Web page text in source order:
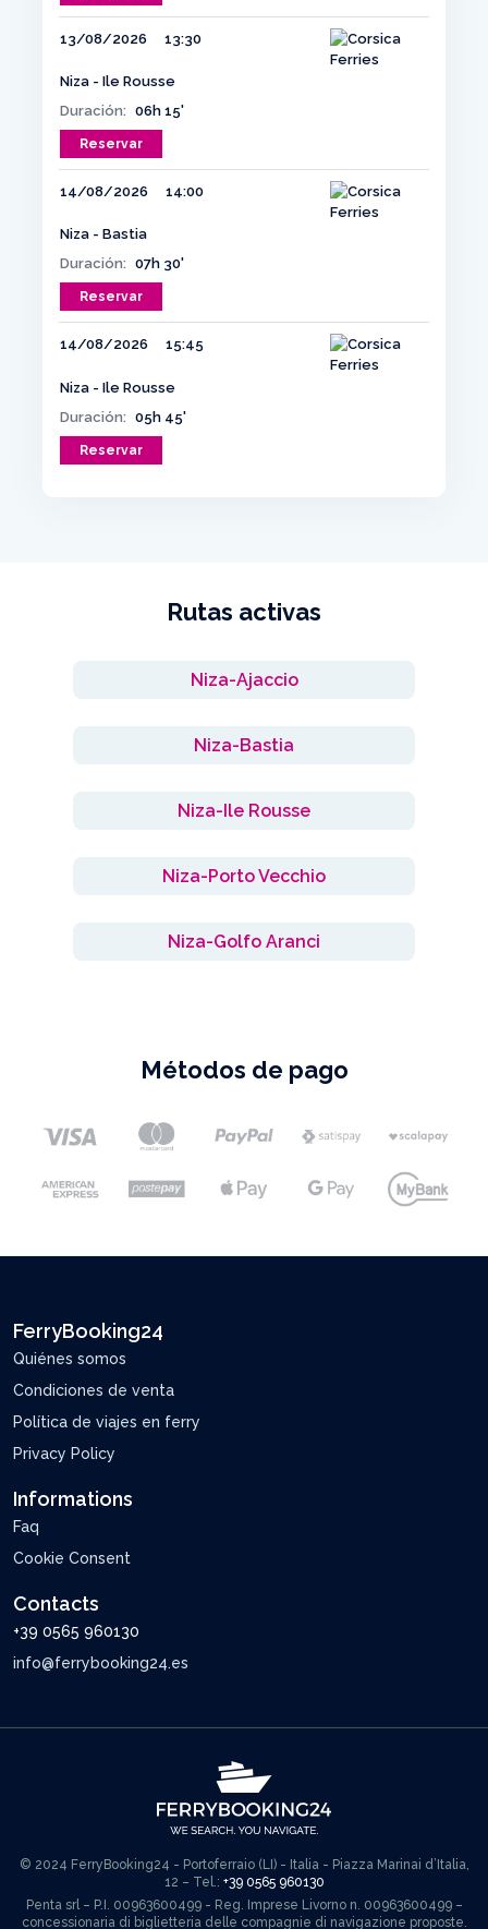
13/08/2026 13:30
Niza - Ile Rousse
Duración: 06h 15'
Reservar
14/08/2026 14:00
Niza - Bastia
Duración: 07h 30'
Reservar
14/08/2026 15:45
Niza - Ile Rousse
Duración: 05h 45'
Reservar
Rutas activas
Niza-Ajaccio
Niza-Bastia
Niza-Ile Rousse
Niza-Porto Vecchio
Niza-Golfo Aranci
Métodos de pago
FerryBooking24
Quiénes somos
Condiciones de venta
Política de viajes en ferry
Privacy Policy
Informations
Faq
Cookie Consent
Contacts
+39 0565 960130
info@ferrybooking24.es
© 2024 FerryBooking24 - Portoferraio (LI) - Italia - Piazza Marinai d’Italia,
12 – Tel.: +39 0565 960130
Penta srl – P.I. 00963600499 - Reg. Imprese Livorno n. 00963600499 –
concessionaria di biglietteria delle compagnie di navigazione proposte.